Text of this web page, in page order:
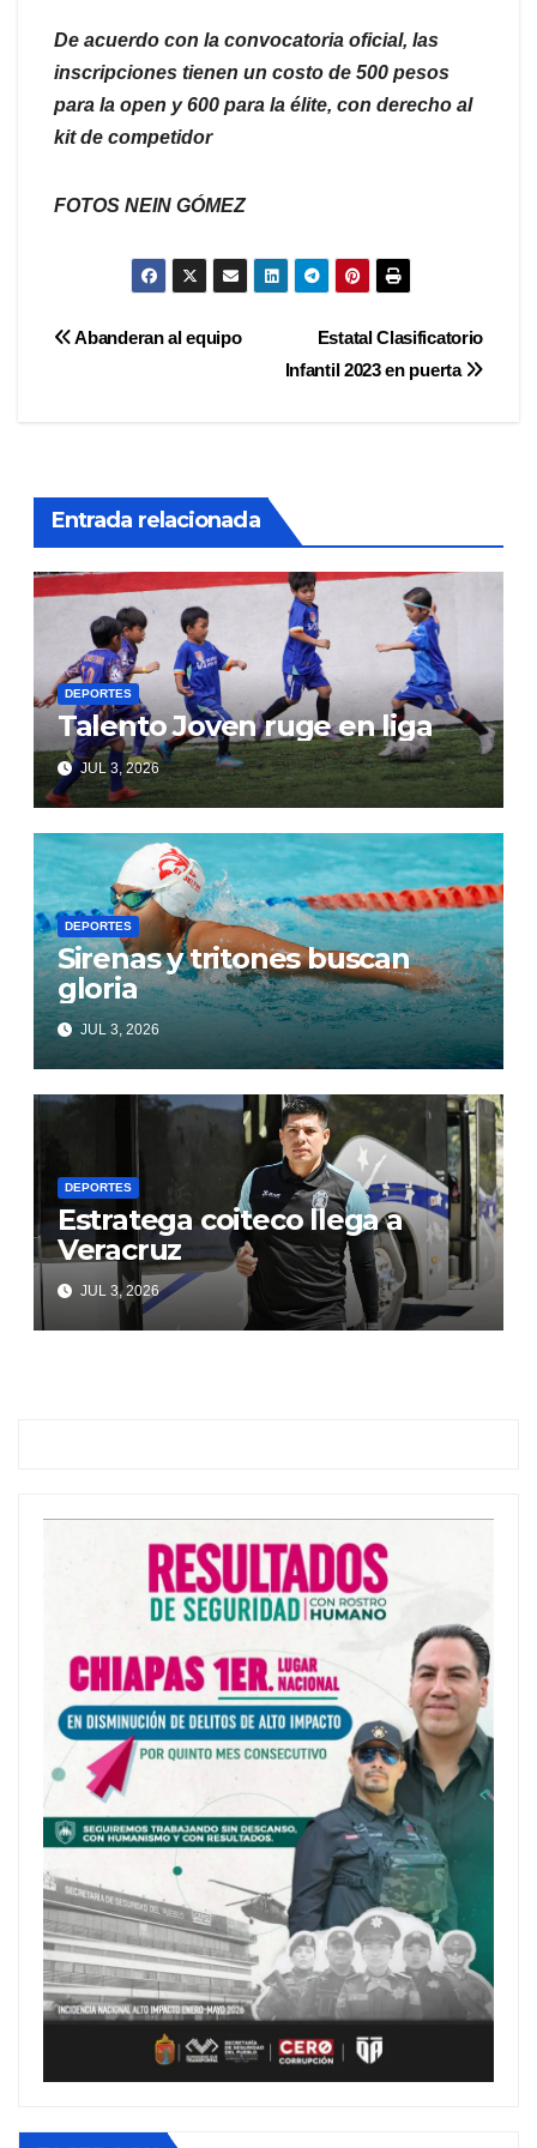
De acuerdo con la convocatoria oficial, las
inscripciones tienen un costo de 500 pesos
para la open y 600 para la élite, con derecho al
kit de competidor
FOTOS NEIN GÓMEZ
Navegación
Estatal Clasificatorio
Infantil 2023 en puerta
Abanderan al equipo
Entrada relacionada
DEPORTES
Talento Joven ruge en liga
JUL 3, 2026
DEPORTES
Sirenas y tritones buscan
gloria
JUL 3, 2026
DEPORTES
Estratega coiteco llega a
Veracruz
JUL 3, 2026